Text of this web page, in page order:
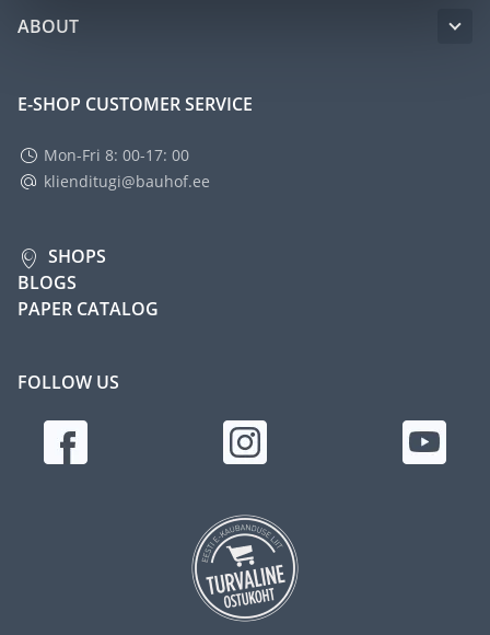
ABOUT
E-SHOP CUSTOMER SERVICE
Mon-Fri 8: 00-17: 00
klienditugi@bauhof.ee
SHOPS
BLOGS
PAPER CATALOG
FOLLOW US